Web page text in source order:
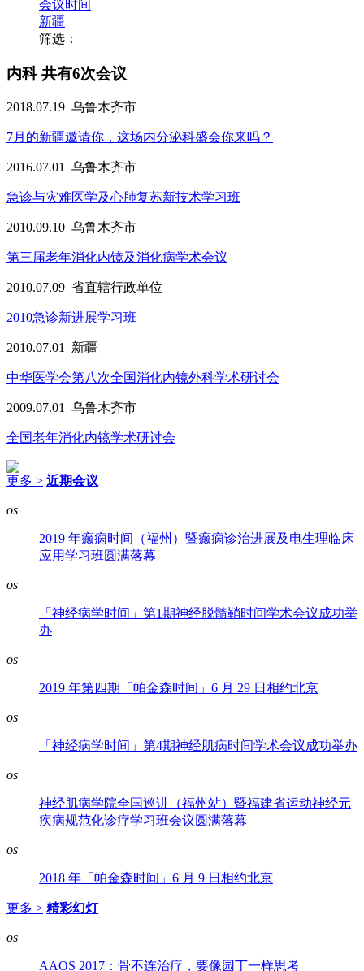
会议时间
新疆
筛选：
内科共有6次会议
2018.07.19 乌鲁木齐市
7月的新疆邀请你，这场内分泌科盛会你来吗？
2016.07.01 乌鲁木齐市
急诊与灾难医学及心肺复苏新技术学习班
2010.09.10 乌鲁木齐市
第三届老年消化内镜及消化病学术会议
2010.07.09 省直辖行政单位
2010急诊新进展学习班
2010.07.01 新疆
中华医学会第八次全国消化内镜外科学术研讨会
2009.07.01 乌鲁木齐市
全国老年消化内镜学术研讨会
更多 > 近期会议
os
2019 年癫痫时间（福州）暨癫痫诊治进展及电生理临床
应用学习班圆满落幕
os
「神经病学时间」第1期神经脱髓鞘时间学术会议成功举
办
os
2019 年第四期「帕金森时间」6 月 29 日相约北京
os
「神经病学时间」第4期神经肌病时间学术会议成功举办
os
神经肌病学院全国巡讲（福州站）暨福建省运动神经元
疾病规范化诊疗学习班会议圆满落幕
os
2018 年「帕金森时间」6 月 9 日相约北京
更多 > 精彩幻灯
os
AAOS 2017：骨不连治疗，要像园丁一样思考